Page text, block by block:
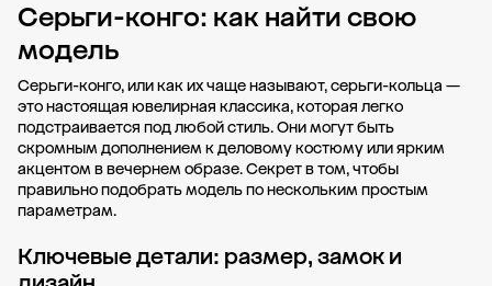
Добавить в корзину Добавить в корзину
Серьги-конго: как найти свою
модель
Серьги-конго, или как их чаще называют, серьги-кольца —
это настоящая ювелирная классика, которая легко
подстраивается под любой стиль. Они могут быть
скромным дополнением к деловому костюму или ярким
акцентом в вечернем образе. Секрет в том, чтобы
правильно подобрать модель по нескольким простым
параметрам.
Ключевые детали: размер, замок и